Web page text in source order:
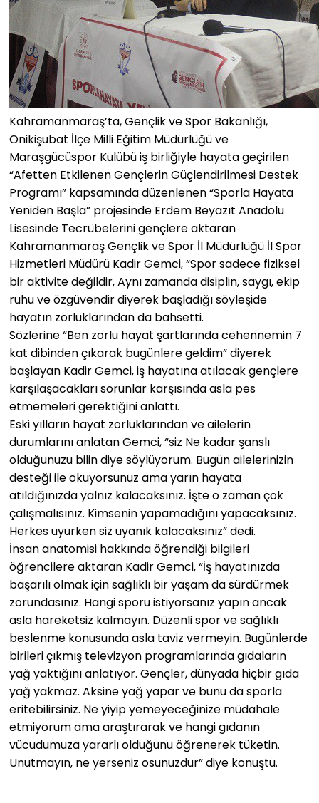
Kahramanmaraş’ta, Gençlik ve Spor Bakanlığı,
Onikişubat İlçe Milli Eğitim Müdürlüğü ve
Maraşgücüspor Kulübü iş birliğiyle hayata geçirilen
“Afetten Etkilenen Gençlerin Güçlendirilmesi Destek
Programı” kapsamında düzenlenen “Sporla Hayata
Yeniden Başla” projesinde Erdem Beyazıt Anadolu
Lisesinde Tecrübelerini gençlere aktaran
Kahramanmaraş Gençlik ve Spor İl Müdürlüğü İl Spor
Hizmetleri Müdürü Kadir Gemci, “Spor sadece fiziksel
bir aktivite değildir, Aynı zamanda disiplin, saygı, ekip
ruhu ve özgüvendir diyerek başladığı söyleşide
hayatın zorluklarından da bahsetti.
Sözlerine “Ben zorlu hayat şartlarında cehennemin 7
kat dibinden çıkarak bugünlere geldim” diyerek
başlayan Kadir Gemci, iş hayatına atılacak gençlere
karşılaşacakları sorunlar karşısında asla pes
etmemeleri gerektiğini anlattı.
Eski yılların hayat zorluklarından ve ailelerin
durumlarını anlatan Gemci, “siz Ne kadar şanslı
olduğunuzu bilin diye söylüyorum. Bugün ailelerinizin
desteği ile okuyorsunuz ama yarın hayata
atıldığınızda yalnız kalacaksınız. İşte o zaman çok
çalışmalısınız. Kimsenin yapamadığını yapacaksınız.
Herkes uyurken siz uyanık kalacaksınız” dedi.
İnsan anatomisi hakkında öğrendiği bilgileri
öğrencilere aktaran Kadir Gemci, “İş hayatınızda
başarılı olmak için sağlıklı bir yaşam da sürdürmek
zorundasınız. Hangi sporu istiyorsanız yapın ancak
asla hareketsiz kalmayın. Düzenli spor ve sağlıklı
beslenme konusunda asla taviz vermeyin. Bugünlerde
birileri çıkmış televizyon programlarında gıdaların
yağ yaktığını anlatıyor. Gençler, dünyada hiçbir gıda
yağ yakmaz. Aksine yağ yapar ve bunu da sporla
eritebilirsiniz. Ne yiyip yemeyeceğinize müdahale
etmiyorum ama araştırarak ve hangi gıdanın
vücudumuza yararlı olduğunu öğrenerek tüketin.
Unutmayın, ne yerseniz osunuzdur” diye konuştu.